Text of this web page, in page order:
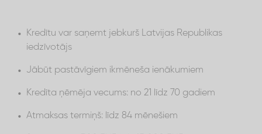
Kredītu var saņemt jebkurš Latvijas Republikas
iedzīvotājs
Jābūt pastāvīgiem ikmēneša ienākumiem
Kredīta ņēmēja vecums: no 21 līdz 70 gadiem
Atmaksas termiņš: līdz 84 mēnešiem